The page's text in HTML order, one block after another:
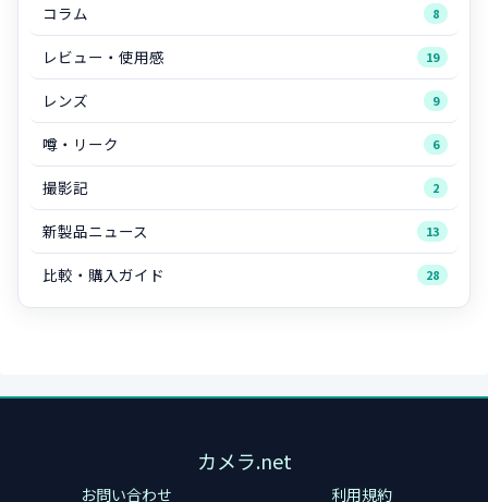
コラム 8
レビュー・使用感 19
レンズ 9
噂・リーク 6
撮影記 2
新製品ニュース 13
比較・購入ガイド 28
カメラ.net
お問い合わせ 利用規約